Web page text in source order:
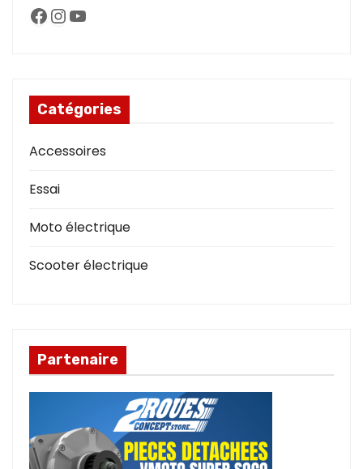
Facebook InstagramYouTube
Catégories
Accessoires
Essai
Moto électrique
Scooter électrique
Partenaire